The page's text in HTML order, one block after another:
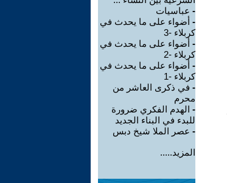
- عباسيات
- أضواء على ما يحدث في
كربلاء -3
- أضواء على ما يحدث في
كربلاء -2
- أضواء على ما يحدث في
كربلاء -1
- في ذكرى العاشر من
محرم
- الهدم الفكري ضرورة
للبدء في البناء الجديد
- عصر الملا شيخ دبس
المزيد.....